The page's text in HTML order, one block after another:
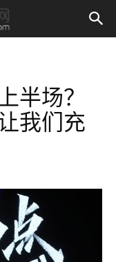
半场？
我们充